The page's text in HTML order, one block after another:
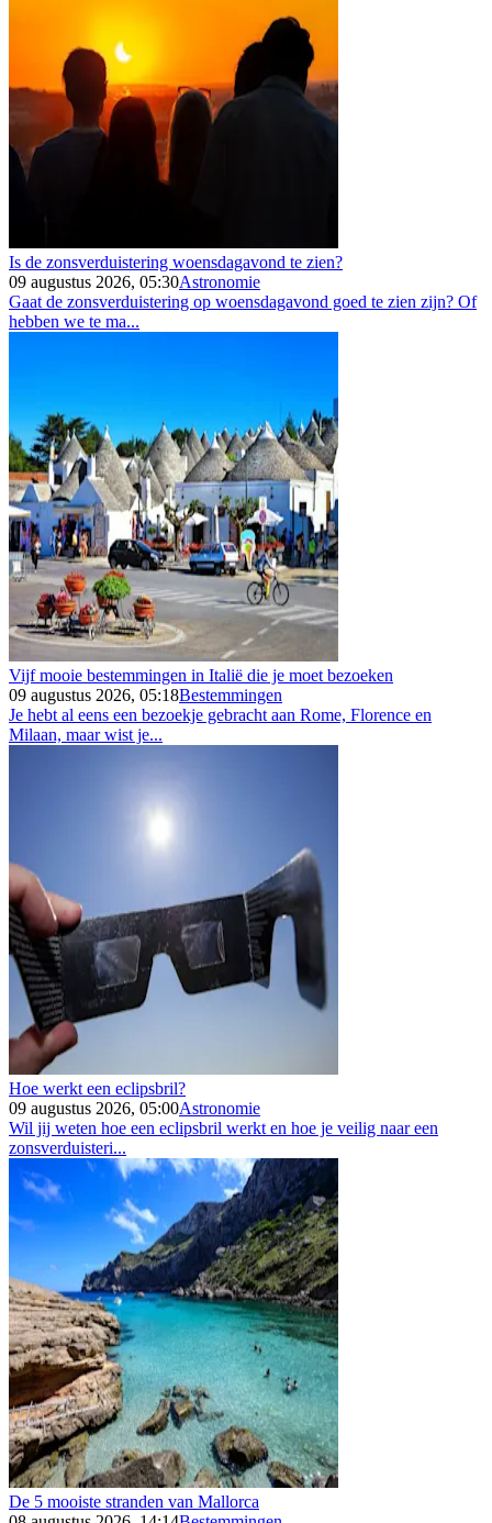
Is de zonsverduistering woensdagavond te zien?
09 augustus 2026, 05:30Astronomie
Gaat de zonsverduistering op woensdagavond goed te zien zijn? Of
hebben we te ma...
Vijf mooie bestemmingen in Italië die je moet bezoeken
09 augustus 2026, 05:18Bestemmingen
Je hebt al eens een bezoekje gebracht aan Rome, Florence en
Milaan, maar wist je...
Hoe werkt een eclipsbril?
09 augustus 2026, 05:00Astronomie
Wil jij weten hoe een eclipsbril werkt en hoe je veilig naar een
zonsverduisteri...
De 5 mooiste stranden van Mallorca